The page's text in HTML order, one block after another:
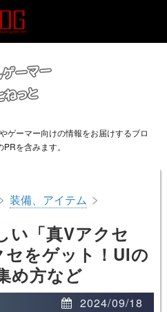
ゲーマー向けの情報をお届けするブロ
を含みます。
装備、アイテム >
い「真Vアクセ
をゲット！UIの
め方など
2024/09/18